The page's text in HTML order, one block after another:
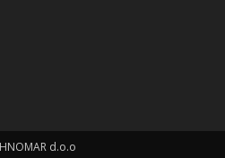
d.o.o